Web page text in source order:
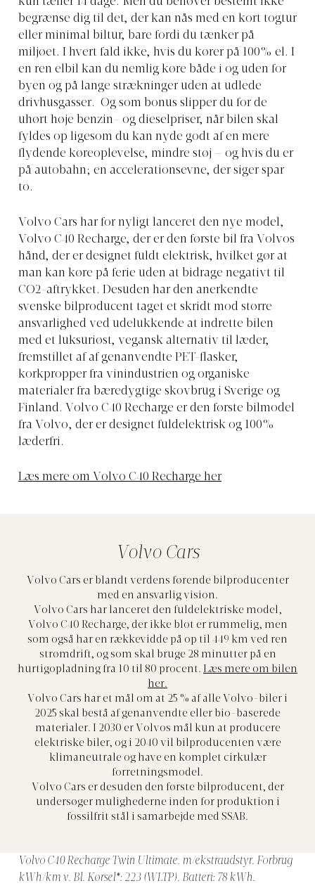
begrænse dig til det, der kan nås med en kort togtur
eller minimal biltur, bare fordi du tænker på
miljøet. I hvert fald ikke, hvis du kører på 100% el. I
en ren elbil kan du nemlig køre både i og uden for
byen og på lange strækninger uden at udlede
drivhusgasser. Og som bonus slipper du for de
uhørt høje benzin- og dieselpriser, når bilen skal
fyldes op ligesom du kan nyde godt af en mere
flydende køreoplevelse, mindre støj – og hvis du er
på autobahn; en accelerationsevne, der siger spar
to.
Volvo Cars har for nyligt lanceret den nye model,
Volvo C40 Recharge, der er den første bil fra Volvos
hånd, der er designet fuldt elektrisk, hvilket gør at
man kan køre på ferie uden at bidrage negativt til
CO2-aftrykket. Desuden har den anerkendte
svenske bilproducent taget et skridt mod større
ansvarlighed ved udelukkende at indrette bilen
med et luksuriøst, vegansk alternativ til læder,
fremstillet af af genanvendte PET-flasker,
korkpropper fra vinindustrien og organiske
materialer fra bæredygtige skovbrug i Sverige og
Finland. Volvo C40 Recharge er den første bilmodel
fra Volvo, der er designet fuldelektrisk og 100%
læderfri.
Læs mere om Volvo C40 Recharge her
Volvo Cars
Volvo Cars er blandt verdens førende bilproducenter
med en ansvarlig vision.
Volvo Cars har lanceret den fuldelektriske model,
Volvo C40 Recharge, der ikke blot er rummelig, men
som også har en rækkevidde på op til 449 km ved ren
strømdrift, og som skal bruge 28 minutter på en
hurtigopladning fra 10 til 80 procent. Læs mere om bilen
her.
Volvo Cars har et mål om at 25 % af alle Volvo-biler i
2025 skal bestå af genanvendte eller bio-baserede
materialer. I 2030 er Volvos mål kun at producere
elektriske biler, og i 2040 vil bilproducenten være
klimaneutrale og have en komplet cirkulær
forretningsmodel.
Volvo Cars er desuden den første bilproducent, der
undersøger mulighederne inden for produktion i
fossilfrit stål i samarbejde med SSAB.
Volvo C40 Recharge Twin Ultimate. m/ekstraudstyr. Forbrug
kWh/km v. Bl. Kørsel*: 223 (WLTP). Batteri: 78 kWh.